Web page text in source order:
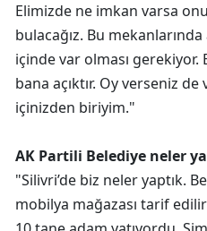
Elimizde ne imkan varsa
bulacağız. Bu
içinde var olması gerekiyor.
bana açıktır. Oy verseniz
içinizden biriyim."
AK Partili Belediye neler
"Silivri’de biz neler yaptık.
mobilya mağazası tarif